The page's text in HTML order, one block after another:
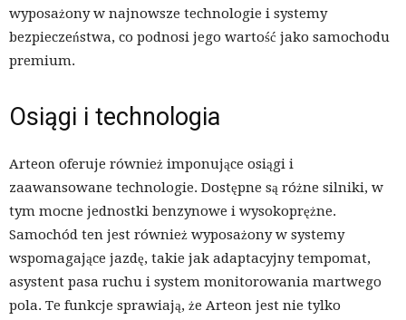
wyposażony w najnowsze technologie i systemy
bezpieczeństwa, co podnosi jego wartość jako samochodu
premium.
Osiągi i technologia
Arteon oferuje również imponujące osiągi i
zaawansowane technologie. Dostępne są różne silniki, w
tym mocne jednostki benzynowe i wysokoprężne.
Samochód ten jest również wyposażony w systemy
wspomagające jazdę, takie jak adaptacyjny tempomat,
asystent pasa ruchu i system monitorowania martwego
pola. Te funkcje sprawiają, że Arteon jest nie tylko